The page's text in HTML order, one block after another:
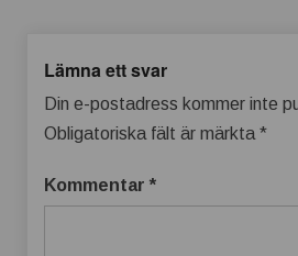
Lämna ett svar
Din e-postadress kommer inte
Obligatoriska fält är märkta *
Kommentar *